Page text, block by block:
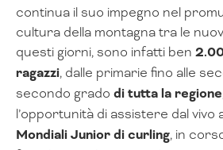
continua il suo impegno nel
cultura della montagna tra le
questi giorni, sono infatti ben
ragazzi, dalle primarie fino alle
secondo grado di tutta la regione
l’opportunità di assistere dal vivo
Mondiali Junior di curling, in